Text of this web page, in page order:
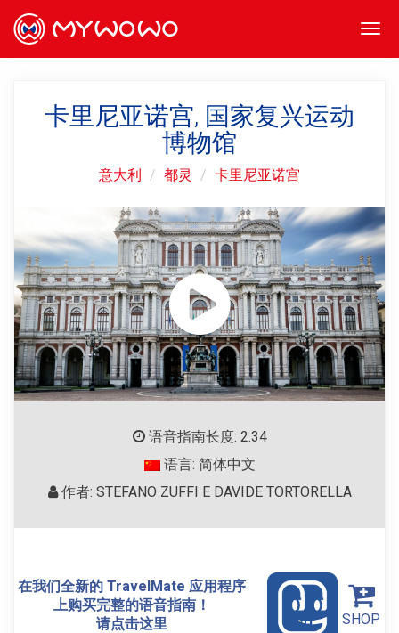
卡里尼亚诺宫, 国家复兴运动
博物馆
意大利 都灵 卡里尼亚诺宫
语音指南长度: 2.34
语言: 简体中文
作者: STEFANO ZUFFI E DAVIDE TORTORELLA
在我们全新的 TravelMate 应用程序
上购买完整的语音指南！
请点击这里
SHOP